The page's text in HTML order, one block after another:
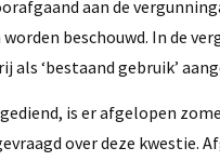
aan de
beschouwd. In de
als ‘bestaand gebruik’
is er afgelopen
over deze